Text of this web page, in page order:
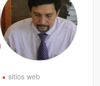
sitios web